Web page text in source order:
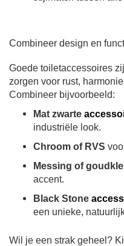
Combineer design en
Goede toiletaccessoires
zorgen voor rust,
Combineer bijvoorbeeld:
Mat zwarte
industriële look.
Chroom of RVS
Messing of
accent.
Black Stone
een unieke,
Wil je een strak geheel?